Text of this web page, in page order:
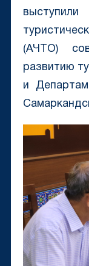
(АЧТО)
развитию
и